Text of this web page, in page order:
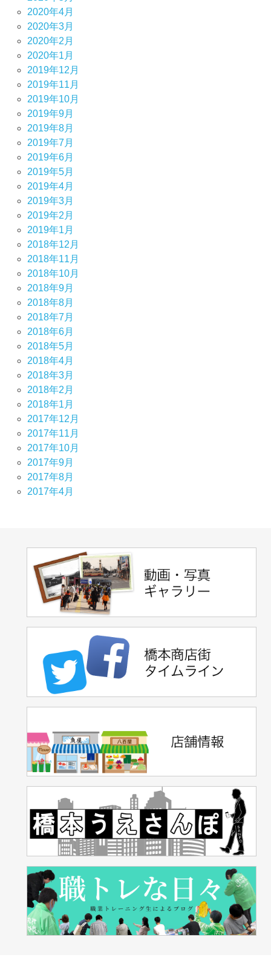
2020年4月
2020年3月
2020年2月
2020年1月
2019年12月
2019年11月
2019年10月
2019年9月
2019年8月
2019年7月
2019年6月
2019年5月
2019年4月
2019年3月
2019年2月
2019年1月
2018年12月
2018年11月
2018年10月
2018年9月
2018年8月
2018年7月
2018年6月
2018年5月
2018年4月
2018年3月
2018年2月
2018年1月
2017年12月
2017年11月
2017年10月
2017年9月
2017年8月
2017年4月